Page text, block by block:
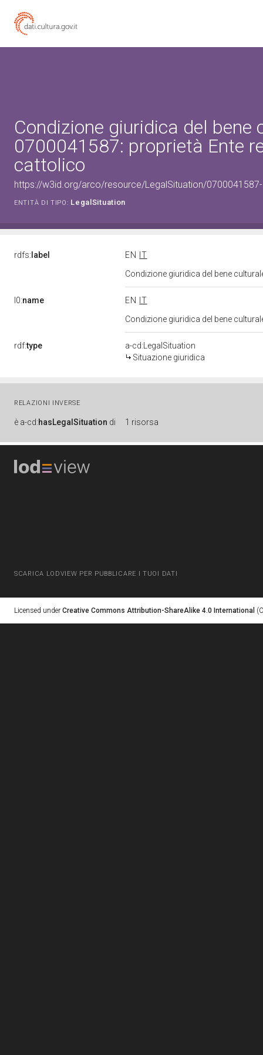
Condizione giuridica del bene
0700041587: proprietà Ente
cattolico
https://w3id.org/arco/resource/LegalSituation/
ENTITÀ DI TIPO: LegalSituation
rdfs: label EN
IT
Condizione giuridica del bene
l0:name EN
IT
Condizione giuridica del bene
rdf:type
a-cd:LegalSituation
Situazione giuridica
RELAZIONI INVERSE
è a-cd:hasLegalSituation di 1 risorsa
SCARICA LODVIEW PER PUBBLICARE I TUOI DATI
Licensed under Creative Commons Attribution-ShareAlike 4.0 International